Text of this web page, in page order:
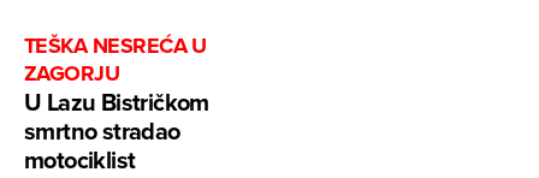
TEŠKA NESREĆA U
ZAGORJU
U Lazu Bistričkom
smrtno stradao
motociklist